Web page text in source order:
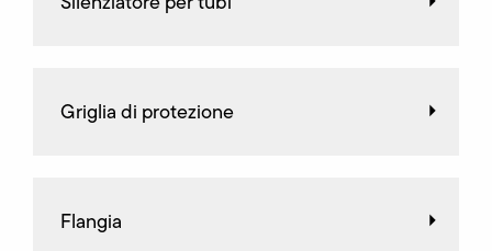
Griglia di protezione
Flangia